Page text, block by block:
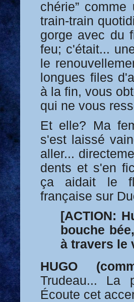
chérie”
train-train
gorge avec du
feu; c'était...
le
longues files
à la fin, vous
qui ne vous
Et elle? Ma
s'est laissé
aller...
dents et s'en
ça aidait le
française sur
[ACTION:
bouche
à travers le
HUGO
Trudeau... La
Écoute cet